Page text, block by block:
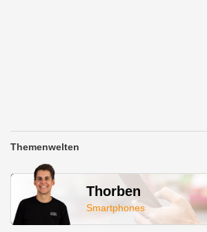
Themenwelten
Thorben
Smartphones